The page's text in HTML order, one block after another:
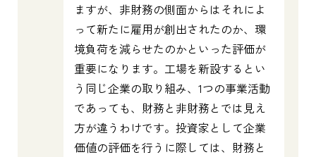
ますが、非財務の側面からはそれによ
って新たに雇用が創出されたのか、環
境負荷を減らせたのかといった評価が
重要になります。工場を新設するとい
う同じ企業の取り組み、1つの事業活動
であっても、財務と非財務とでは見え
方が違うわけです。投資家として企業
価値の評価を行うに際しては、財務と